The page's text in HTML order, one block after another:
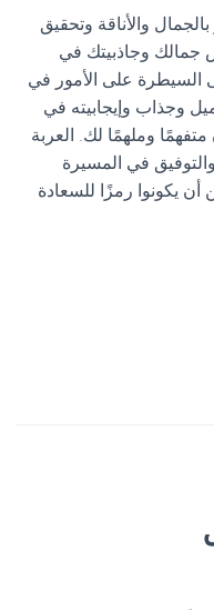
والأناقة وتحقيق
جمالك وجاذبيتك في
السيطرة على الأمور في
وجذاب وإيجابيته في
وملهمًا لك. العربة
في المسيرة
أن يكونوا رمزًا للسعادة